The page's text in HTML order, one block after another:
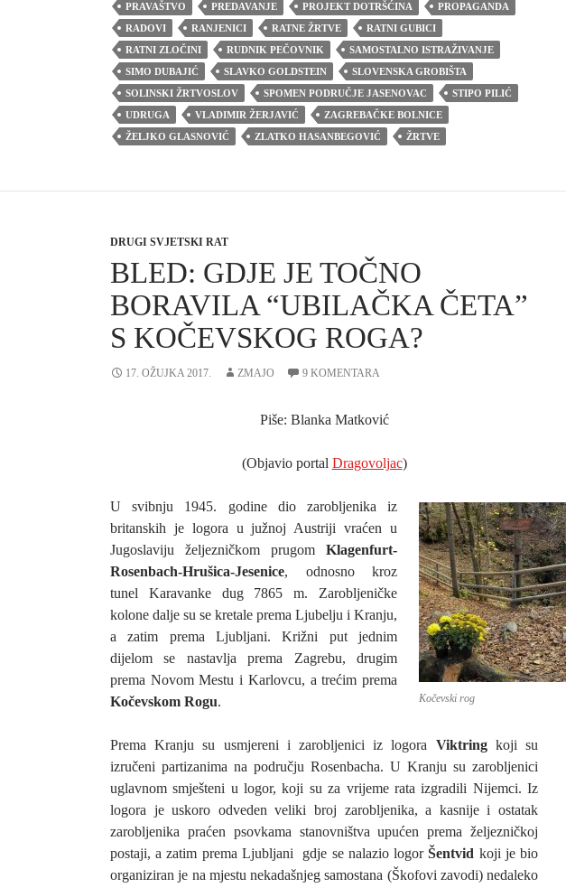
PRAVAŠTVO
PREDAVANJE PROJEKT DOTRŠĆINA
PROPAGANDA
RADOVI
RANJENICI RATNE ŽRTVE
RATNI GUBICI
RATNI ZLOČINI
RUDNIK PEČOVNIK
SAMOSTALNO ISTRAŽIVANJE
SIMO DUBAJIĆ
SLAVKO GOLDSTEIN
SLOVENSKA GROBIŠTA
SOLINSKI ŽRTVOSLOV
SPOMEN PODRUČJE JASENOVAC
STIPO PILIĆ
UDRUGA
VLADIMIR ŽERJAVIĆ
ZAGREBAČKE BOLNICE
ŽELJKO GLASNOVIĆ
ZLATKO HASANBEGOVIĆ ŽRTVE
DRUGI SVJETSKI RAT
BLED: GDJE JE TOČNO
BORAVILA “UBILAČKA ČETA”
S KOČEVSKOG ROGA?
17. OŽUJKA 2017. ZMAJO 9 KOMENTARA
Piše: Blanka Matković
(Objavio portal Dragovoljac)
Kočevski rog
U svibnju 1945. godine dio zarobljenika iz
britanskih je logora u južnoj Austriji vraćen u
Jugoslaviju željezničkom prugom Klagenfurt-
Rosenbach-Hrušica-Jesenice, odnosno kroz
tunel Karavanke dug 7865 m. Zarobljeničke
kolone dalje su se kretale prema Ljubelju i Kranju,
a zatim prema Ljubljani. Križni put jednim
dijelom se nastavlja prema Zagrebu, drugim
prema Novom Mestu i Karlovcu, a trećim prema
Kočevskom Rogu.
Prema Kranju su usmjereni i zarobljenici iz logora Viktringkoji su
izručeni partizanima na području Rosenbacha. U Kranju su zarobljenici
uglavnom smješteni u logor, koji su za vrijeme rata izgradili Nijemci. Iz
logora je uskoro odveden veliki broj zarobljenika, a kasnije i ostatak
zarobljenika praćen psovkama stanovništva upućen prema željezničkoj
postaji, a zatim prema Ljubljani gdje se nalazio logorŠentvid koji je bio
organiziran je na mjestu nekadašnjeg samostana (Škofovi zavodi) nedaleko